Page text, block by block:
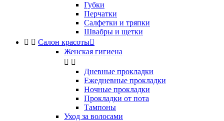
Губки
Перчатки
Салфетки и тряпки
Швабры и щетки
  Салон красоты
Женская гигиена
 
Дневные прокладки
Ежедневные прокладки
Ночные прокладки
Прокладки от пота
Тампоны
Уход за волосами